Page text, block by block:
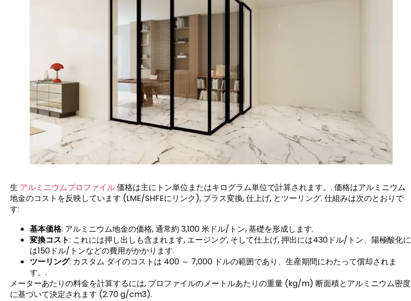
生 アルミニウムプロファイル価格は主にトン単位またはキログラム単位で計算されます。. 価格はアルミニウム
地金のコストを反映しています (LME/SHFEにリンク), プラス変換, 仕上げ, とツーリング. 仕組みは次のとおりで
す:
基本価格: アルミニウム地金の価格, 通常約 3,100 米ドル/トン, 基礎を形成します.
変換コスト: これには押し出しも含まれます, エージング, そして仕上げ, 押出には430ドル/トン、陽極酸化に
は150ドル/トンなどの費用がかかります.
ツーリング: カスタム ダイのコストは 400 ～ 7,000 ドルの範囲であり、生産期間にわたって償却されま
す。.
メーターあたりの料金を計算するには, プロファイルのメートルあたりの重量 (kg/m) 断面積とアルミニウム密度
に基づいて決定されます (2.70 g/cm3).